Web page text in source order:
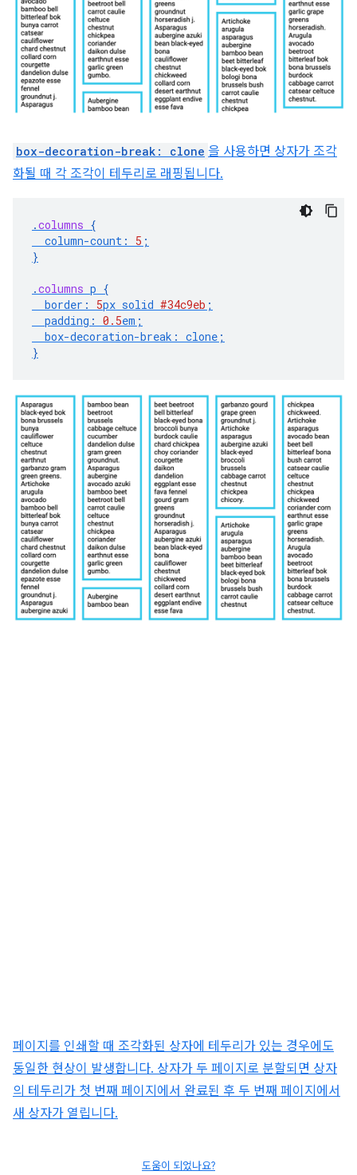
box-decoration-break: clone 을 사용하면 상자가 조각
화될 때 각 조각이 테두리로 래핑됩니다.
.columns {
column-count : 5 ;
}
.columns p {
border : 5px solid #34c9eb ;
padding : 0.5em ;
box-decoration-break : clone ;
}
페이지를 인쇄할 때 조각화된 상자에 테두리가 있는 경우에도
동일한 현상이 발생합니다. 상자가 두 페이지로 분할되면 상자
의 테두리가 첫 번째 페이지에서 완료된 후 두 번째 페이지에서
새 상자가 열립니다.
도움이 되었나요?